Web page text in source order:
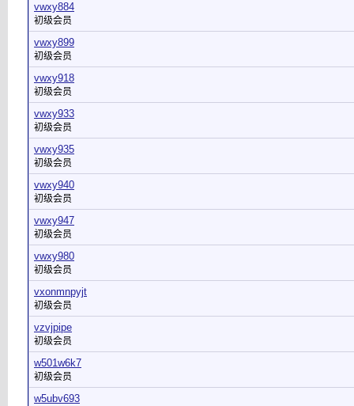
vwxy884
初级会员
vwxy899
初级会员
vwxy918
初级会员
vwxy933
初级会员
vwxy935
初级会员
vwxy940
初级会员
vwxy947
初级会员
vwxy980
初级会员
vxonmnpyjt
初级会员
vzvjpipe
初级会员
w501w6k7
初级会员
w5ubv693